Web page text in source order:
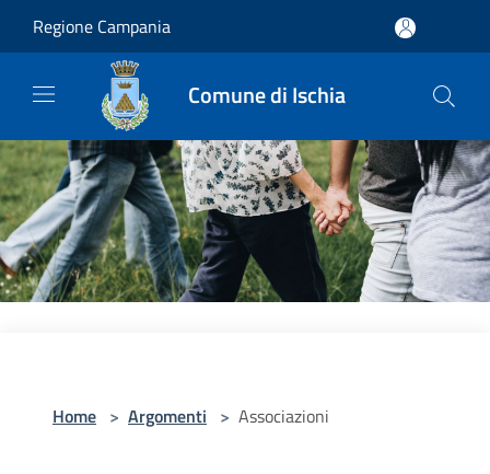
Regione Campania
Comune di Ischia
Home > Argomenti > Associazioni